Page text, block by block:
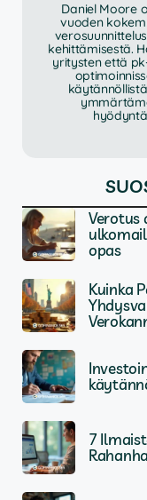
Daniel Moore
vuoden
kehittämisestä.
yritysten että
Verotus
opas
Kuinka
7